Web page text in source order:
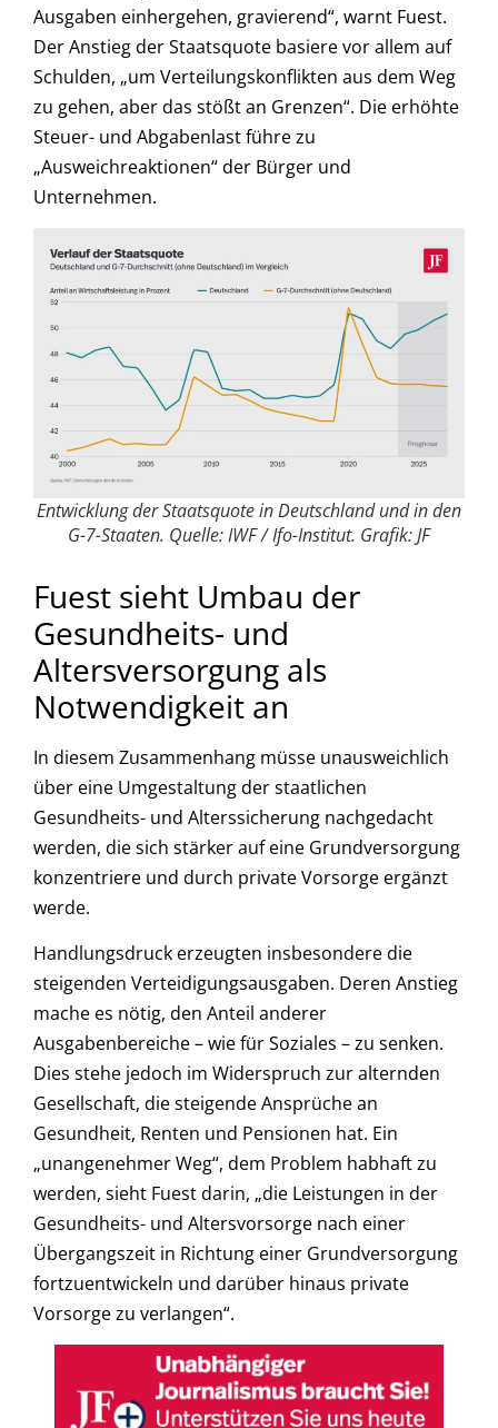
Ausgaben einhergehen, gravierend“, warnt Fuest.
Der Anstieg der Staatsquote basiere vor allem auf
Schulden, „um Verteilungskonflikten aus dem Weg
zu gehen, aber das stößt an Grenzen“. Die erhöhte
Steuer- und Abgabenlast führe zu
„Ausweichreaktionen“ der Bürger und
Unternehmen.
Entwicklung der Staatsquote in Deutschland und in den
G-7-Staaten. Quelle: IWF / Ifo-Institut. Grafik: JF
Fuest sieht Umbau der
Gesundheits- und
Altersversorgung als
Notwendigkeit an
In diesem Zusammenhang müsse unausweichlich
über eine Umgestaltung der staatlichen
Gesundheits- und Alterssicherung nachgedacht
werden, die sich stärker auf eine Grundversorgung
konzentriere und durch private Vorsorge ergänzt
werde.
Handlungsdruck erzeugten insbesondere die
steigenden Verteidigungsausgaben. Deren Anstieg
mache es nötig, den Anteil anderer
Ausgabenbereiche – wie für Soziales – zu senken.
Dies stehe jedoch im Widerspruch zur alternden
Gesellschaft, die steigende Ansprüche an
Gesundheit, Renten und Pensionen hat. Ein
„unangenehmer Weg“, dem Problem habhaft zu
werden, sieht Fuest darin, „die Leistungen in der
Gesundheits- und Altersvorsorge nach einer
Übergangszeit in Richtung einer Grundversorgung
fortzuentwickeln und darüber hinaus private
Vorsorge zu verlangen“.